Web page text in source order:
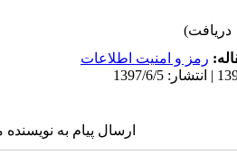
رمز و امنیت اطلاعات
ارسال پیام به